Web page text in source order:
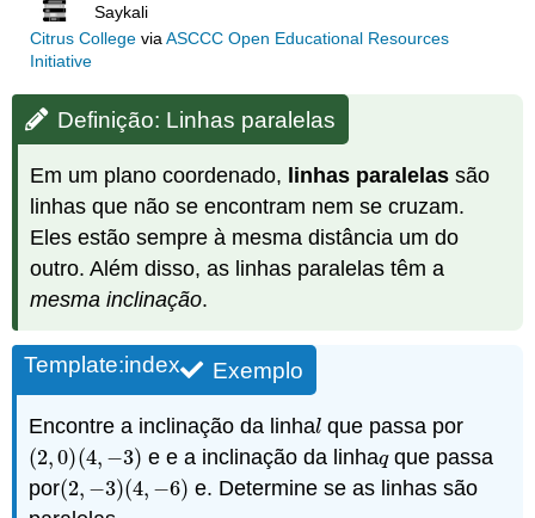
Saykali
Citrus Collegevia ASCCC Open Educational Resources
Initiative
Definição: Linhas paralelas
Em um plano coordenado, linhas paralelas são
linhas que não se encontram nem se cruzam.
Eles estão sempre à mesma distância um do
outro. Além disso, as linhas paralelas têm a
mesma inclinação.
Exemplo
Template:index
Encontre a inclinação da linhal
l que passa por
(2, 0)
(2, 0) (4, −3)
(4, −3) e e a inclinação da linhaq
qque passa
por(2, −3)
(2, −3) (4, −6)
(4, −6) e. Determine se as linhas são